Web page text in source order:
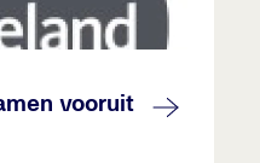
vooruit